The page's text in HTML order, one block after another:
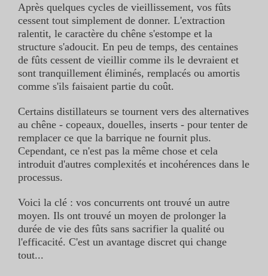
Après quelques cycles de vieillissement, vos fûts
cessent tout simplement de donner. L'extraction
ralentit, le caractère du chêne s'estompe et la
structure s'adoucit. En peu de temps, des centaines
de fûts cessent de vieillir comme ils le devraient et
sont tranquillement éliminés, remplacés ou amortis
comme s'ils faisaient partie du coût.
Certains distillateurs se tournent vers des alternatives
au chêne - copeaux, douelles, inserts - pour tenter de
remplacer ce que la barrique ne fournit plus.
Cependant, ce n'est pas la même chose et cela
introduit d'autres complexités et incohérences dans le
processus.
Voici la clé : vos concurrents ont trouvé un autre
moyen. Ils ont trouvé un moyen de prolonger la
durée de vie des fûts sans sacrifier la qualité ou
l'efficacité. C'est un avantage discret qui change
tout...